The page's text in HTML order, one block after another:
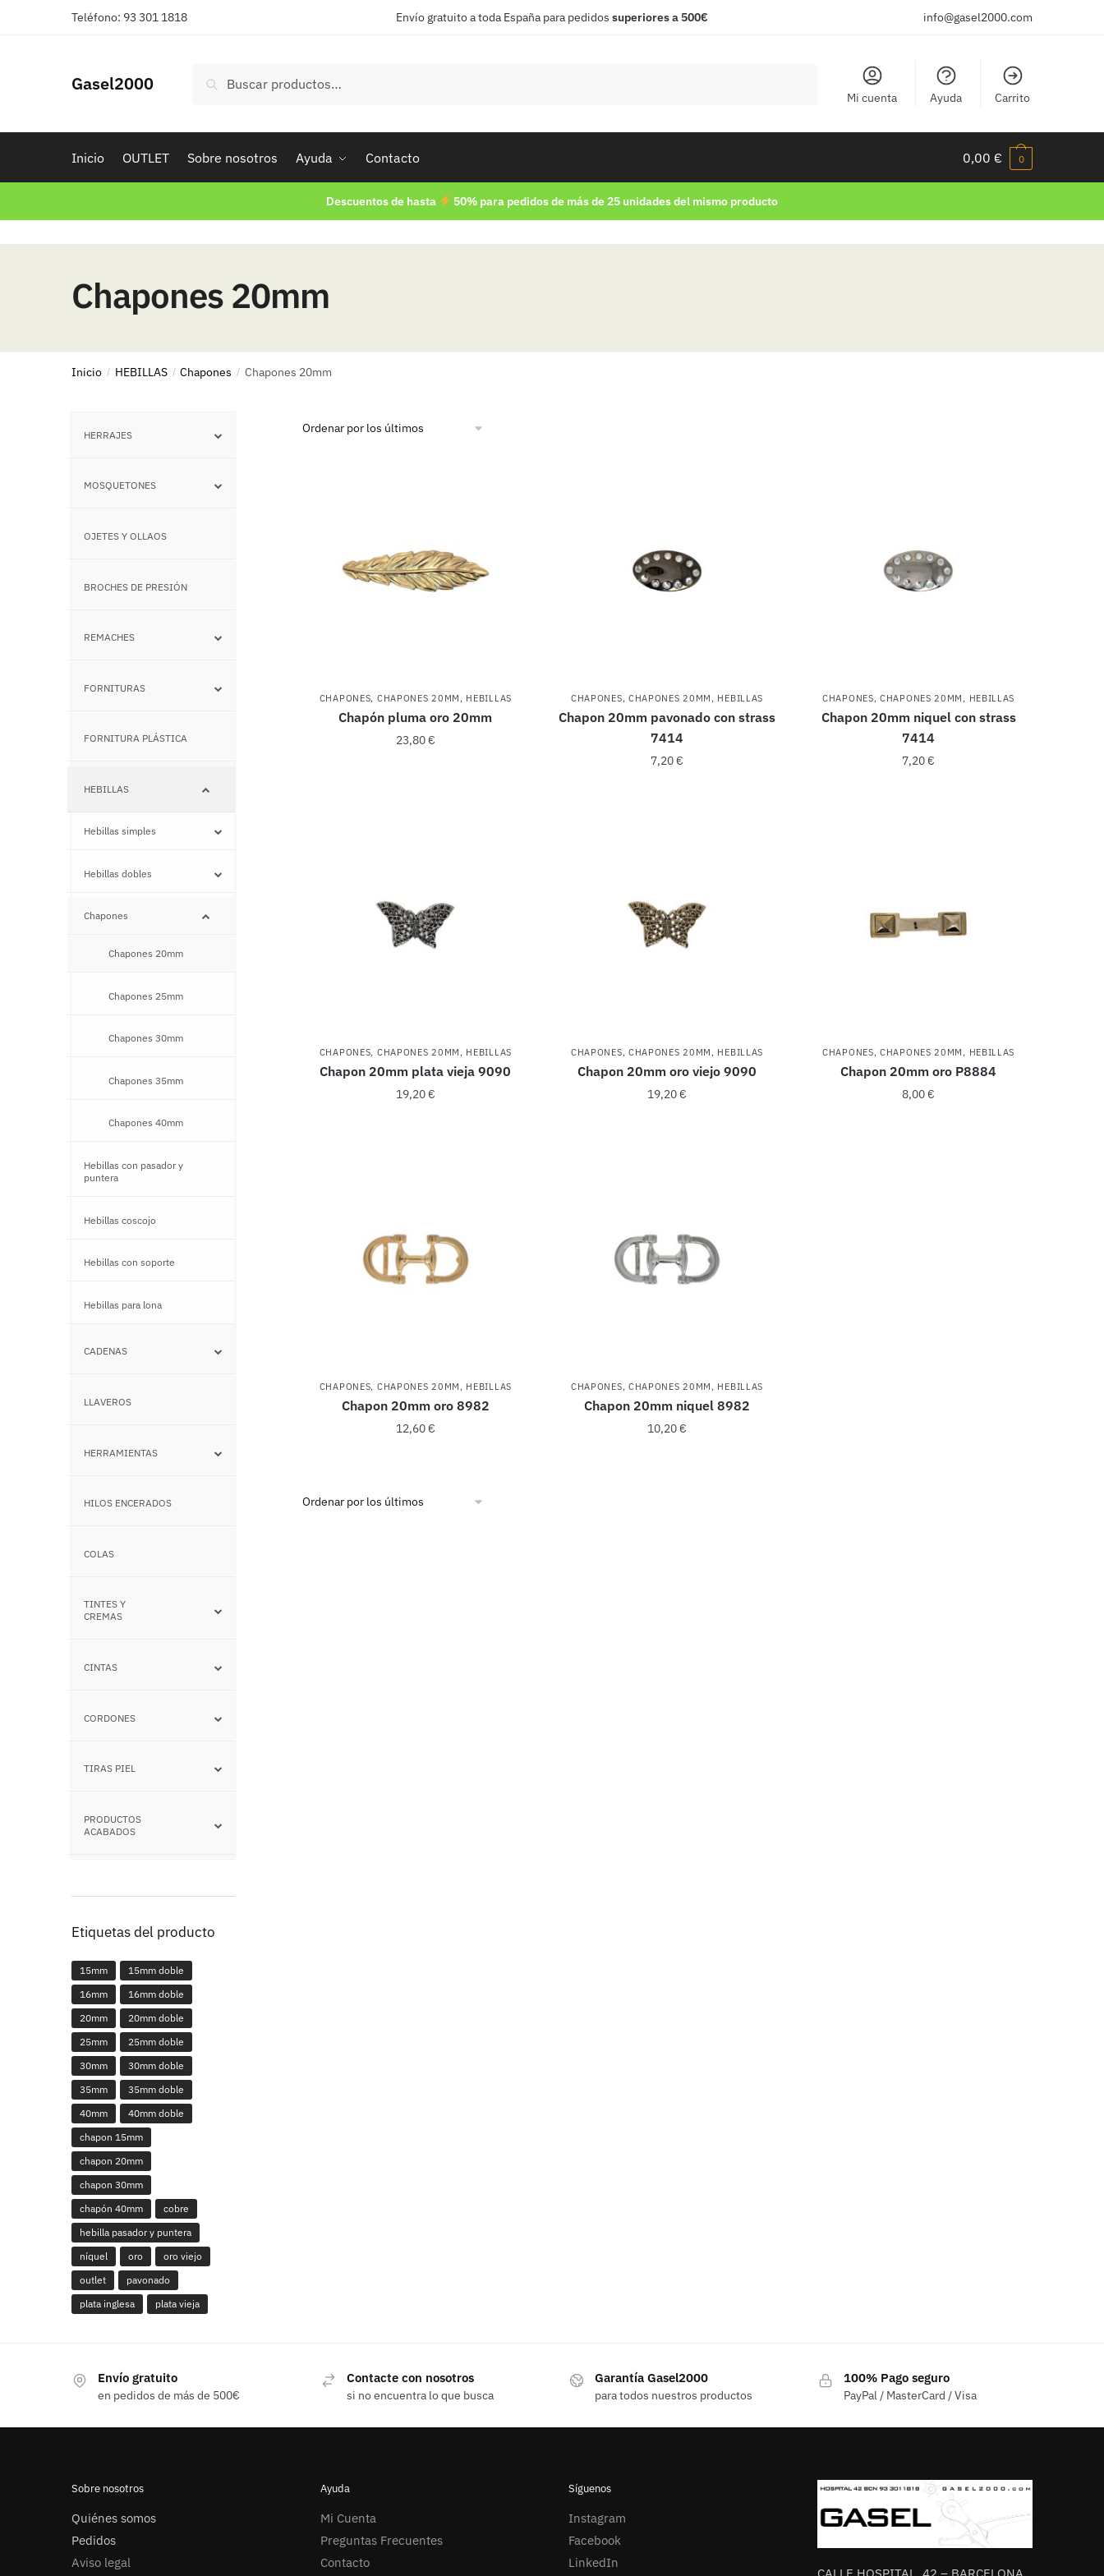
Teléfono: 93 301 1818 Envío gratuito a toda España para pedidos superiores a 500€ info@gasel2000.com
Gasel2000
por:
Buscar
Mi cuenta Ayuda Carrito
Inicio OUTLET Sobre nosotros Ayuda Contacto 0,00 € 0
Descuentos de hasta 50% para pedidos de más de 25 unidades del mismo producto
Chapones 20mm
Inicio / HEBILLAS / Chapones / Chapones 20mm
CHAPONES, CHAPONES 20MM , HEBILLAS
Chapón pluma oro 20mm
23,80€
CHAPONES, CHAPONES 20MM , HEBILLAS
Chapon 20mm pavonado con strass
7414
7,20€
CHAPONES,CHAPONES 20MM , HEBILLAS
Chapon 20mm niquel con strass
7414
7,20€
CHAPONES, CHAPONES 20MM , HEBILLAS
Chapon 20mm plata vieja 9090
19,20€
CHAPONES, CHAPONES 20MM , HEBILLAS
Chapon 20mm oro viejo 9090
19,20€
CHAPONES,CHAPONES 20MM , HEBILLAS
Chapon 20mm oro P8884
8,00€
CHAPONES, CHAPONES 20MM , HEBILLAS
Chapon 20mm oro 8982
12,60€
CHAPONES, CHAPONES 20MM , HEBILLAS
Chapon 20mm niquel 8982
10,20€
HERRAJES
–
MOSQUETONES
–
OJETES Y OLLAOS
–
BROCHES DE PRESIÓN
–
REMACHES
–
FORNITURAS
–
FORNITURA PLÁSTICA
–
HEBILLAS
–
Hebillas simples
–
Hebillas dobles
–
Chapones
–
Chapones 20mm
–
Chapones 25mm
–
Chapones 30mm
–
Chapones 35mm
–
Chapones 40mm
–
Hebillas con pasador y
puntera
–
Hebillas coscojo
–
Hebillas con soporte
–
Hebillas para lona
–
CADENAS
–
LLAVEROS
–
HERRAMIENTAS
–
HILOS ENCERADOS
–
COLAS
–
TINTES Y
CREMAS
–
CINTAS
–
CORDONES
–
TIRAS PIEL
–
PRODUCTOS
ACABADOS
–
Etiquetas del producto
15mm
15mm doble
16mm
16mm doble
20mm
20mm doble
25mm
25mm doble
30mm
30mm doble
35mm
35mm doble
40mm
40mm doble
chapon 15mm
chapon 20mm
chapon 30mm
chapón 40mm
cobre
hebilla pasador y puntera
níquel
oro
oro viejo
outlet
pavonado
plata inglesa
plata vieja
Envío gratuito
en pedidos de más de 500€
Contacte con nosotros
si no encuentra lo que busca
Garantía Gasel2000
para todos nuestros productos
100% Pago seguro
PayPal / MasterCard / Visa
Sobre nosotros
Quiénes somos
Pedidos
Aviso legal
Ayuda
Mi Cuenta
Preguntas Frecuentes
Contacto
Síguenos
Instagram
Facebook
LinkedIn
CALLE HOSPITAL, 42 – BARCELONA